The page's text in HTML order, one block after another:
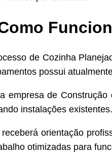
de Cozinha
possui
empresa de
instalações existentes.
receberá orientação
otimizadas para